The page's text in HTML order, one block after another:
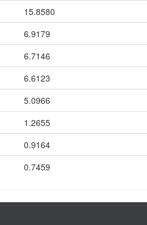
15.8580
6.9179
6.7146
6.6123
5.0966
1.2655
0.9164
0.7459